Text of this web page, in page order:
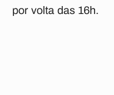
por volta das 16h.